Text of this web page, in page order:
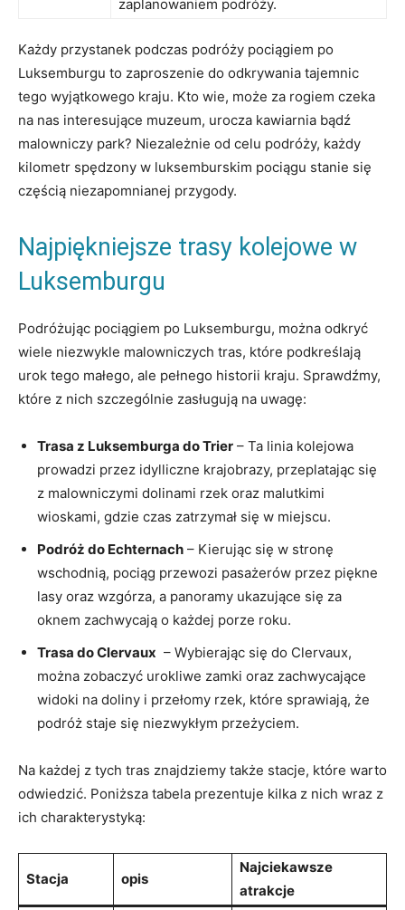
zaplanowaniem podróży.
Każdy przystanek ⁤podczas podróży pociągiem po
Luksemburgu to zaproszenie do odkrywania tajemnic
tego wyjątkowego kraju. Kto wie, może‌ za rogiem czeka
na‌ nas interesujące muzeum, urocza kawiarnia bądź
‍malowniczy ⁢park? Niezależnie‌ od celu podróży, każdy⁣
kilometr spędzony w luksemburskim pociągu stanie się
częścią niezapomnianej przygody.
Najpiękniejsze trasy kolejowe w
Luksemburgu
Podróżując pociągiem po Luksemburgu, można odkryć
wiele niezwykle malowniczych tras, które podkreślają
urok tego ‌małego, ale pełnego historii​ kraju. Sprawdźmy,
które z nich szczególnie ‌zasługują na uwagę:
Trasa z ‌Luksemburga do⁢ Trier – ⁢Ta linia kolejowa
prowadzi przez idylliczne krajobrazy, przeplatając się
z⁣ malowniczymi ‌dolinami rzek oraz malutkimi
wioskami, gdzie czas zatrzymał się w miejscu.
Podróż‌ do Echternach – Kierując się w stronę
wschodnią, pociąg przewozi‍ pasażerów przez ‌piękne
lasy oraz ⁣wzgórza, ‍a panoramy ukazujące się⁢ za
oknem zachwycają o każdej porze roku.
Trasa do Clervaux ⁢ – Wybierając się do Clervaux,
można zobaczyć urokliwe zamki oraz zachwycające
widoki na doliny‍ i ‍przełomy​ rzek, które sprawiają,⁢ że ​
podróż staje⁤ się niezwykłym‌ przeżyciem.
Na każdej z tych tras‌ znajdziemy także stacje, które warto
odwiedzić. Poniższa tabela prezentuje ‌kilka z ⁣nich wraz z
ich charakterystyką:
Stacja opis
Najciekawsze
‌atrakcje